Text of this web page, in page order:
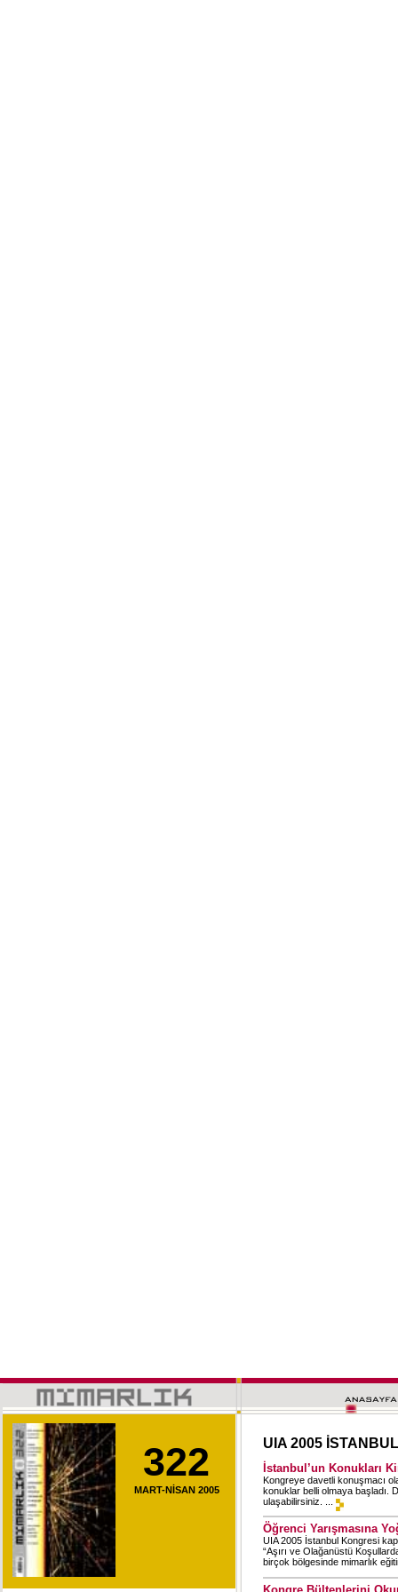
322
MART-NİSAN 2005
UIA 2005
İstanbul’un Konukları
Kongreye davetli konuşmacı
konuklar belli olmaya başladı.
ulaşabilirsiniz. ...
Öğrenci Yarışmasına
UIA 2005 İstanbul Kongresi
“Aşırı ve Olağanüstü
birçok bölgesinde mimarlık